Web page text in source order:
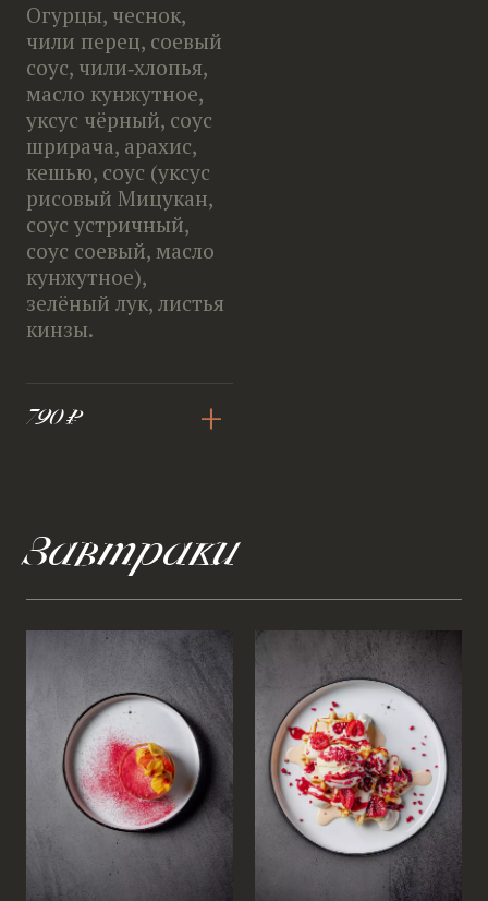
Огурцы, чеснок,
чили перец, соевый
соус, чили‑хлопья,
масло кунжутное,
уксус чёрный, соус
шрирача, арахис,
кешью, соус (уксус
рисовый Мицукан,
соус устричный,
соус соевый, масло
кунжутное),
зелёный лук, листья
кинзы.
790 ₽ +
Завтраки